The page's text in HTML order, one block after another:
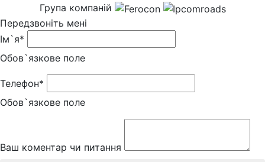
Група компаній
Передзвоніть мені
Ім`я*
Обов`язкове поле
Телефон*
Обов`язкове поле
Ваш коментар чи питання